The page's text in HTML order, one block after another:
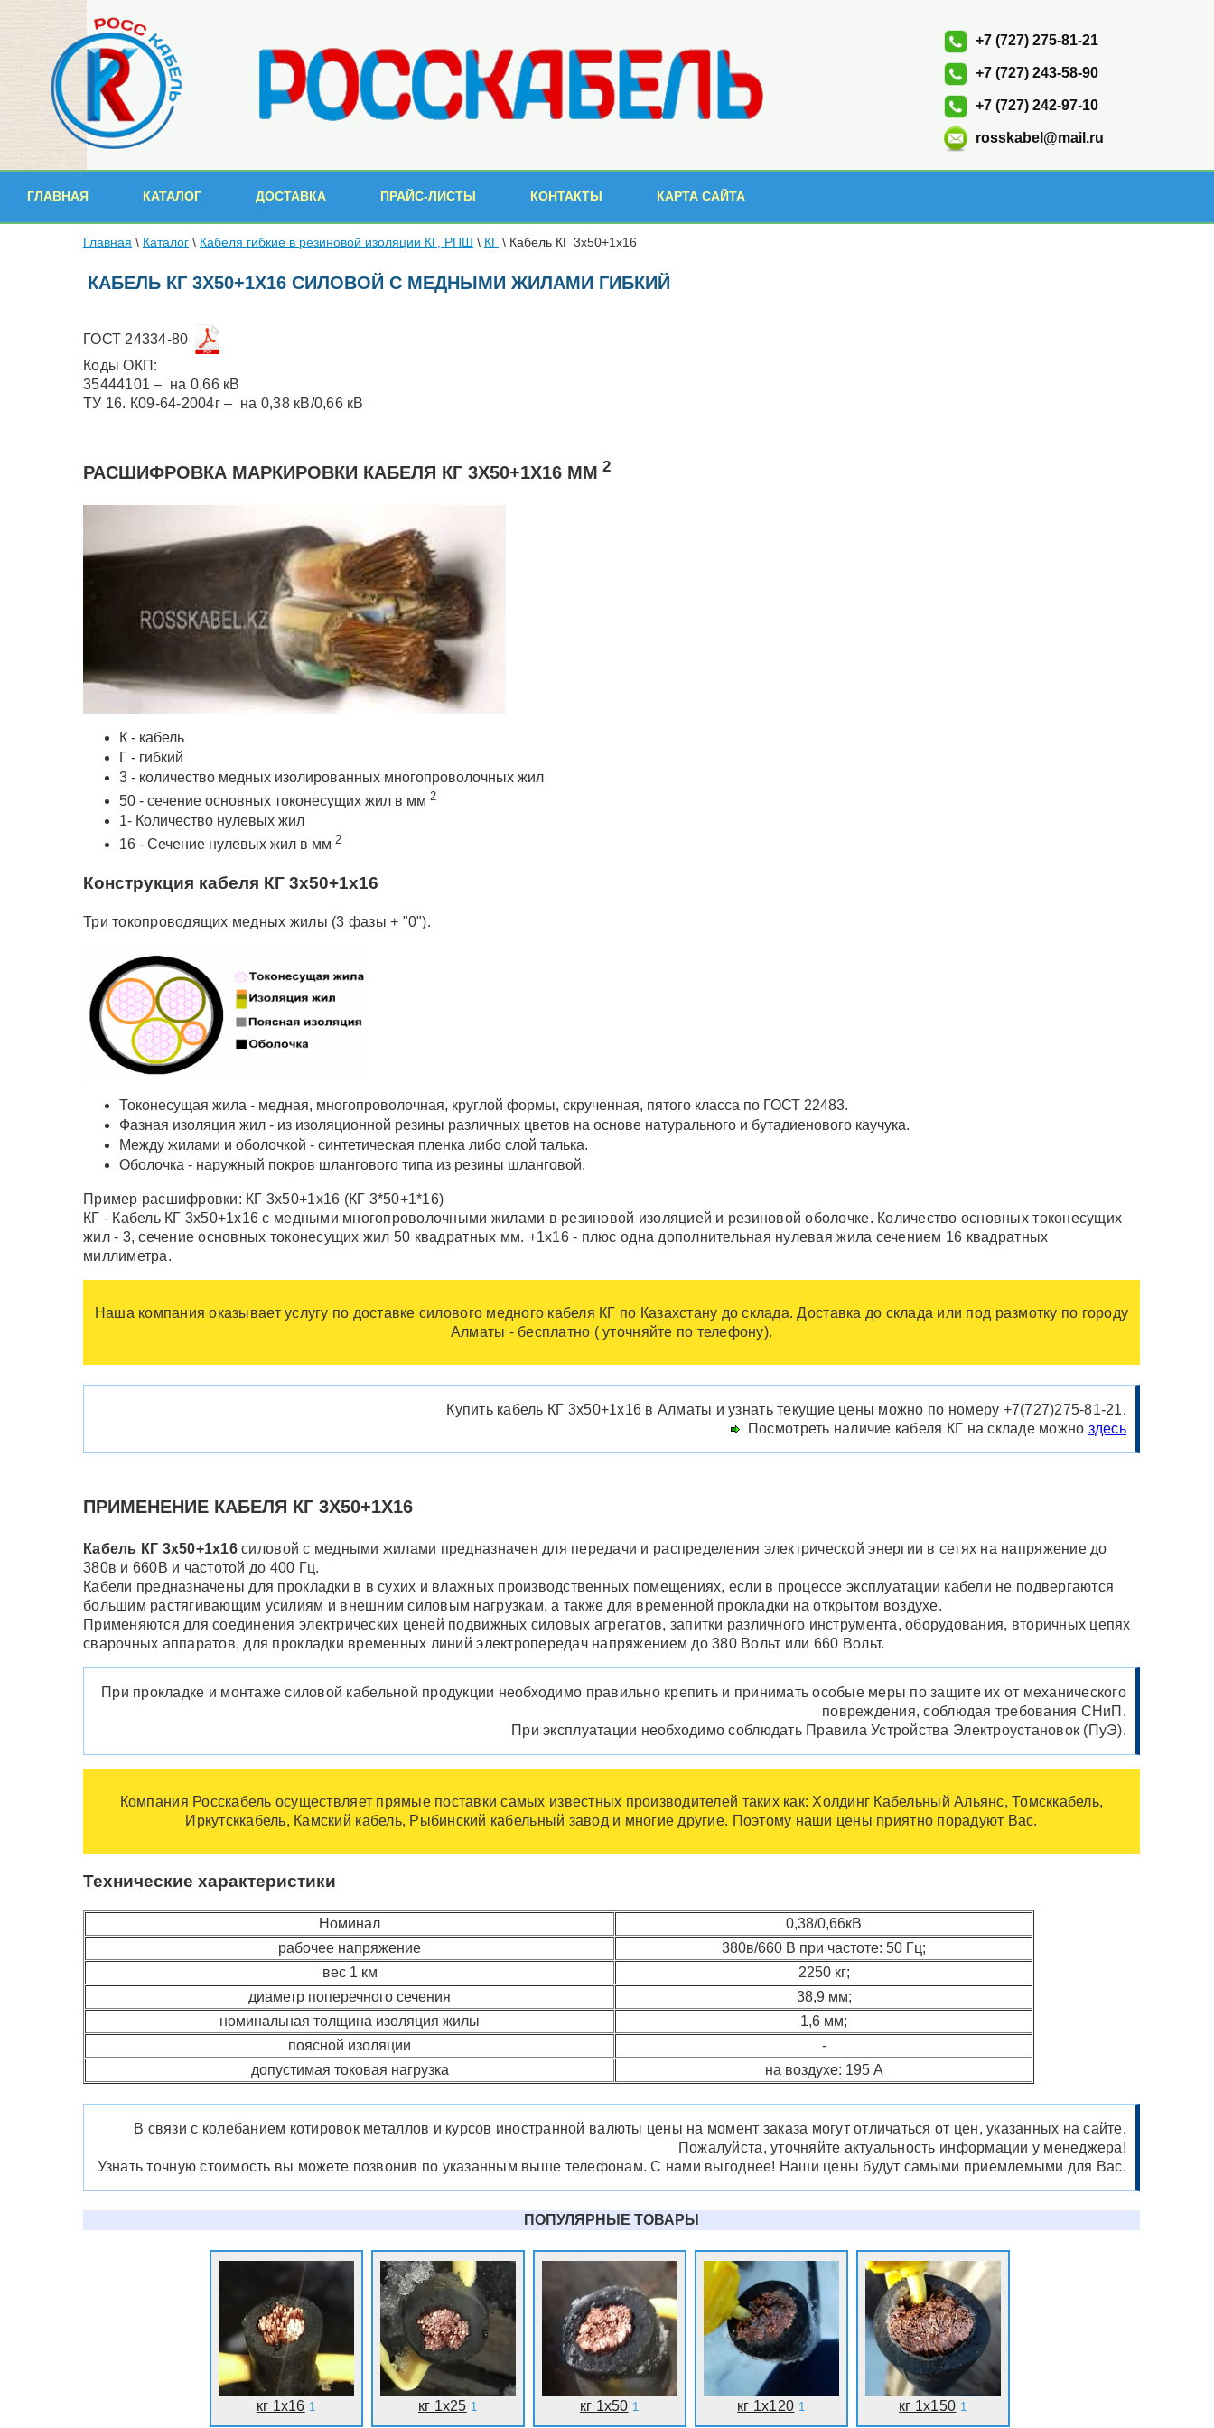
+7 (727) 275-81-21
+7 (727) 243-58-90
+7 (727) 242-97-10
rosskabel@mail.ru
ГЛАВНАЯ КАТАЛОГ ДОСТАВКА ПРАЙС-ЛИСТЫ КОНТАКТЫ КАРТА САЙТА
Главная \ Каталог \ Кабеля гибкие в резиновой изоляции КГ, РПШ \ КГ \ Кабель КГ 3х50+1х16
КАБЕЛЬ КГ 3Х50+1Х16 СИЛОВОЙ С МЕДНЫМИ ЖИЛАМИ ГИБКИЙ
ГОСТ 24334-80
Коды ОКП:
35444101 – на 0,66 кВ
ТУ 16. К09-64-2004г – на 0,38 кВ/0,66 кВ
РАСШИФРОВКА МАРКИРОВКИ КАБЕЛЯ КГ 3Х50+1Х16 ММ 2
К - кабель
Г - гибкий
3 - количество медных изолированных многопроволочных жил
50 - сечение основных токонесущих жил в мм 2
1- Количество нулевых жил
16 - Сечение нулевых жил в мм 2
Конструкция кабеля КГ 3x50+1x16
Три токопроводящих медных жилы (3 фазы + "0").
Токонесущая жила - медная, многопроволочная, круглой формы, скрученная, пятого класса по ГОСТ 22483.
Фазная изоляция жил - из изоляционной резины различных цветов на основе натурального и бутадиенового каучука.
Между жилами и оболочкой - синтетическая пленка либо слой талька.
Оболочка - наружный покров шлангового типа из резины шланговой.
Пример расшифровки: КГ 3х50+1х16 (КГ 3*50+1*16)
КГ - Кабель КГ 3х50+1х16 с медными многопроволочными жилами в резиновой изоляцией и резиновой оболочке. Количество основных токонесущих
жил - 3, сечение основных токонесущих жил 50 квадратных мм. +1х16 - плюс одна дополнительная нулевая жила сечением 16 квадратных
миллиметра.
Наша компания оказывает услугу по доставке силового медного кабеля КГ по Казахстану до склада. Доставка до склада или под размотку по городу
Алматы - бесплатно ( уточняйте по телефону).
Купить кабель КГ 3х50+1х16 в Алматы и узнать текущие цены можно по номеру +7(727)275-81-21.
Посмотреть наличие кабеля КГ на складе можно здесь
ПРИМЕНЕНИЕ КАБЕЛЯ КГ 3Х50+1X16
Кабель КГ 3х50+1х16силовой с медными жилами предназначен для передачи и распределения электрической энергии в сетях на напряжение до
380в и 660В и частотой до 400 Гц.
Кабели предназначены для прокладки в в сухих и влажных производственных помещениях, если в процессе эксплуатации кабели не подвергаются
большим растягивающим усилиям и внешним силовым нагрузкам, а также для временной прокладки на открытом воздухе.
Применяются для соединения электрических ценей подвижных силовых агрегатов, запитки различного инструмента, оборудования, вторичных цепях
сварочных аппаратов, для прокладки временных линий электропередач напряжением до 380 Вольт или 660 Вольт.
При прокладке и монтаже силовой кабельной продукции необходимо правильно крепить и принимать особые меры по защите их от механического
повреждения, соблюдая требования СНиП.
При эксплуатации необходимо соблюдать Правила Устройства Электроустановок (ПуЭ).
Компания Росскабель осуществляет прямые поставки самых известных производителей таких как: Холдинг Кабельный Альянс, Томсккабель,
Иркутсккабель, Камский кабель, Рыбинский кабельный завод и многие другие. Поэтому наши цены приятно порадуют Вас.
Технические характеристики
Номинал
0,38/0,66кВ
рабочее напряжение
380в/660 В при частоте: 50 Гц;
вес 1 км
2250 кг;
диаметр поперечного сечения
38,9 мм;
номинальная толщина изоляция жилы
1,6 мм;
поясной изоляции
-
допустимая токовая нагрузка
на воздухе: 195 А
В связи с колебанием котировок металлов и курсов иностранной валюты цены на момент заказа могут отличаться от цен, указанных на сайте.
Пожалуйста, уточняйте актуальность информации у менеджера!
Узнать точную стоимость вы можете позвонив по указанным выше телефонам. С нами выгоднее! Наши цены будут самыми приемлемыми для Вас.
ПОПУЛЯРНЫЕ ТОВАРЫ
кг 1x16 1 кг 1x25 1 кг 1x50 1 кг 1x120 1 кг 1х150 1